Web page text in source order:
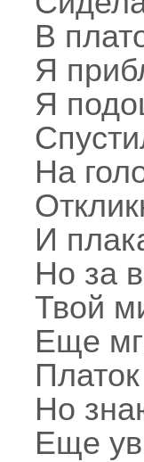
В
Я
Я
На
И
Но за
Твой
Еще
Но
Еще